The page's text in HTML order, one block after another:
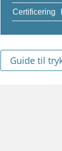
Certificering
Guide til